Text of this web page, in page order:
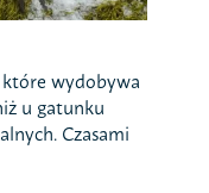
które wydobywa
u gatunku
Czasami